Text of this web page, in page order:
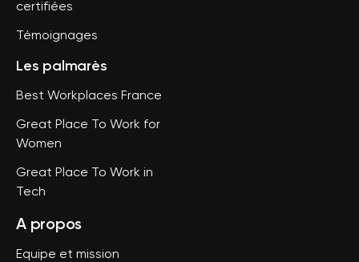
certifiées
Témoignages
Les palmarès
Best Workplaces France
Great Place To Work for
Women
Great Place To Work in
Tech
A propos
Equipe et mission